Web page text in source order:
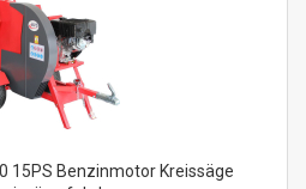
15PS Benzinmotor Kreissäge